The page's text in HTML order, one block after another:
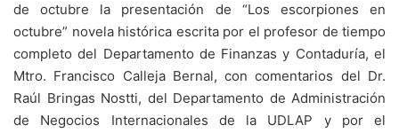
de octubre la presentación de “Los escorpiones en
octubre” novela histórica escrita por el profesor de tiempo
completo del Departamento de Finanzas y Contaduría, el
Mtro. Francisco Calleja Bernal, con comentarios del Dr.
Raúl Bringas Nostti, del Departamento de Administración
de Negocios Internacionales de la UDLAP y por el